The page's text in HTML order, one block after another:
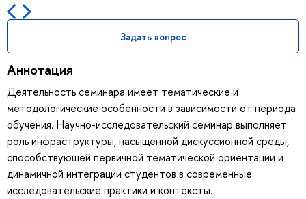
Задать вопрос
Аннотация
Деятельность семинара имеет тематические и
методологические особенности в зависимости от периода
обучения. Научно-исследовательский семинар выполняет
роль инфраструктуры, насыщенной дискуссионной среды,
способствующей первичной тематической ориентации и
динамичной интеграции студентов в современные
исследовательские практики и контексты.